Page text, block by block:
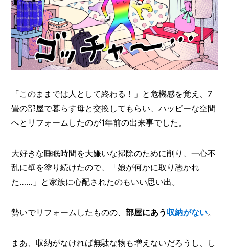
ス
タ
ッ
フ
/
C
A
I
Z
S
T
F
「このままでは人として終わる！」と危機感を覚え、7
畳の部屋で暮らす母と交換してもらい、ハッピーな空間
へとリフォームしたのが1年前の出来事でした。
大好きな睡眠時間を大嫌いな掃除のために削り、一心不
乱に壁を塗り続けたので、「娘が何かに取り憑かれ
た……」と家族に心配されたのもいい思い出。
勢いでリフォームしたものの、部屋にあう 収納がない。
まあ、収納がなければ無駄な物も増えないだろうし、し